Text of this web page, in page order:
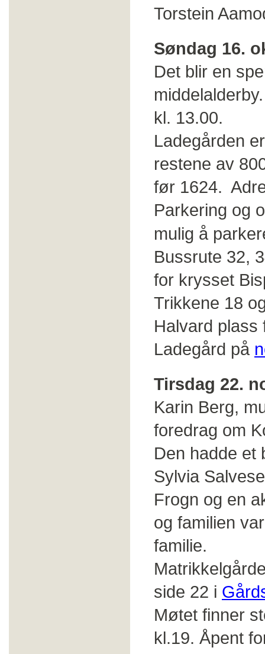
Torstein
Søndag 16.
Det blir en
kl. 13.00.
Ladegården
restene av
før 1624.
Parkering og
mulig å
Bussrute 32,
for krysset
Trikkene 18
Halvard plass
Ladegård på
Tirsdag 22.
Karin Berg,
foredrag om
Den hadde et
Sylvia
Frogn og en
og familien
familie.
side 22 i
Møtet finner
kl.19. Åpent